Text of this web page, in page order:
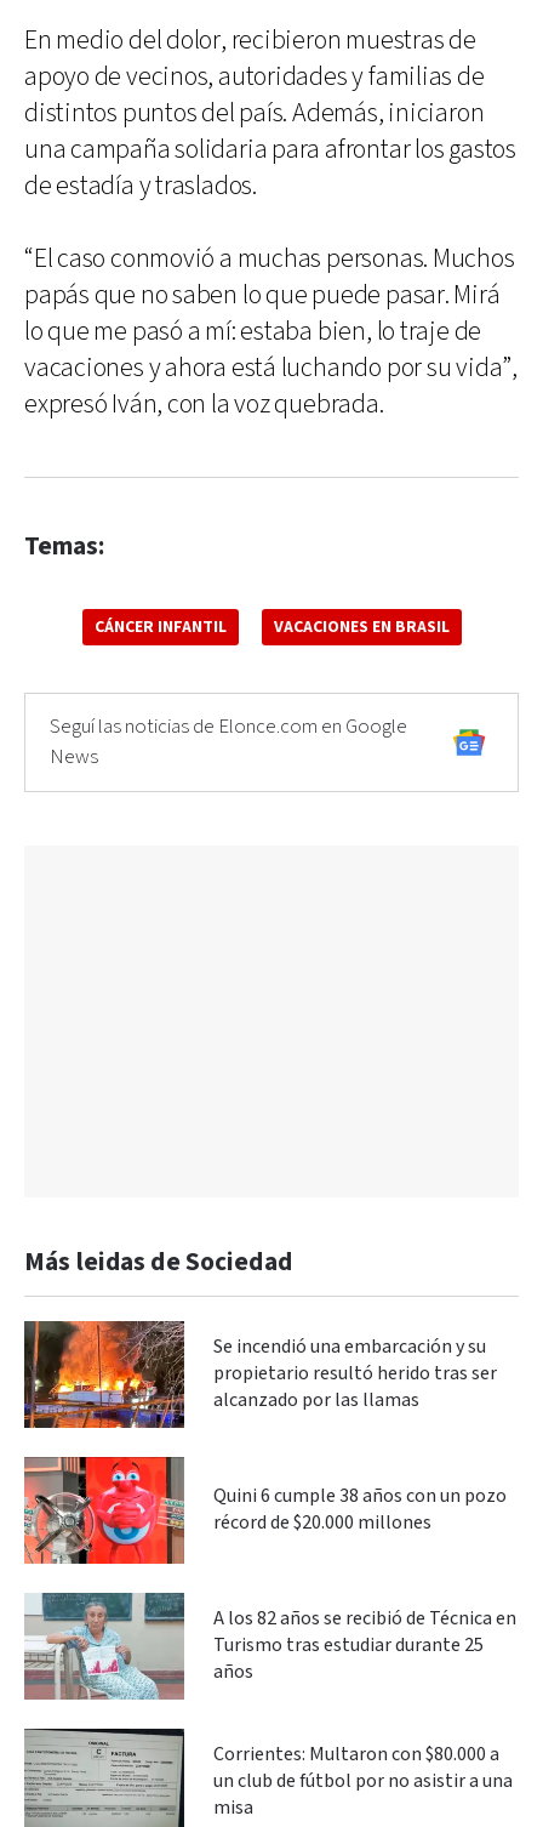
En medio del dolor, recibieron muestras de
apoyo de vecinos, autoridades y familias de
distintos puntos del país. Además, iniciaron
una campaña solidaria para afrontar los gastos
de estadía y traslados.
“El caso conmovió a muchas personas. Muchos
papás que no saben lo que puede pasar. Mirá
lo que me pasó a mí: estaba bien, lo traje de
vacaciones y ahora está luchando por su vida”,
expresó Iván, con la voz quebrada.
Temas:
CÁNCER INFANTIL VACACIONES EN BRASIL
Seguí las noticias de Elonce.com en Google
News
Más leidas de Sociedad
Se incendió una embarcación y su
propietario resultó herido tras ser
alcanzado por las llamas
Quini 6 cumple 38 años con un pozo
récord de $20.000 millones
A los 82 años se recibió de Técnica en
Turismo tras estudiar durante 25
años
Corrientes: Multaron con $80.000 a
un club de fútbol por no asistir a una
misa